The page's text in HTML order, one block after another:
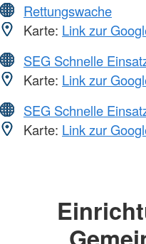
Rettungswache
Karte: Link zur
SEG Schnelle
Karte: Link zur
SEG Schnelle
Karte: Link zur